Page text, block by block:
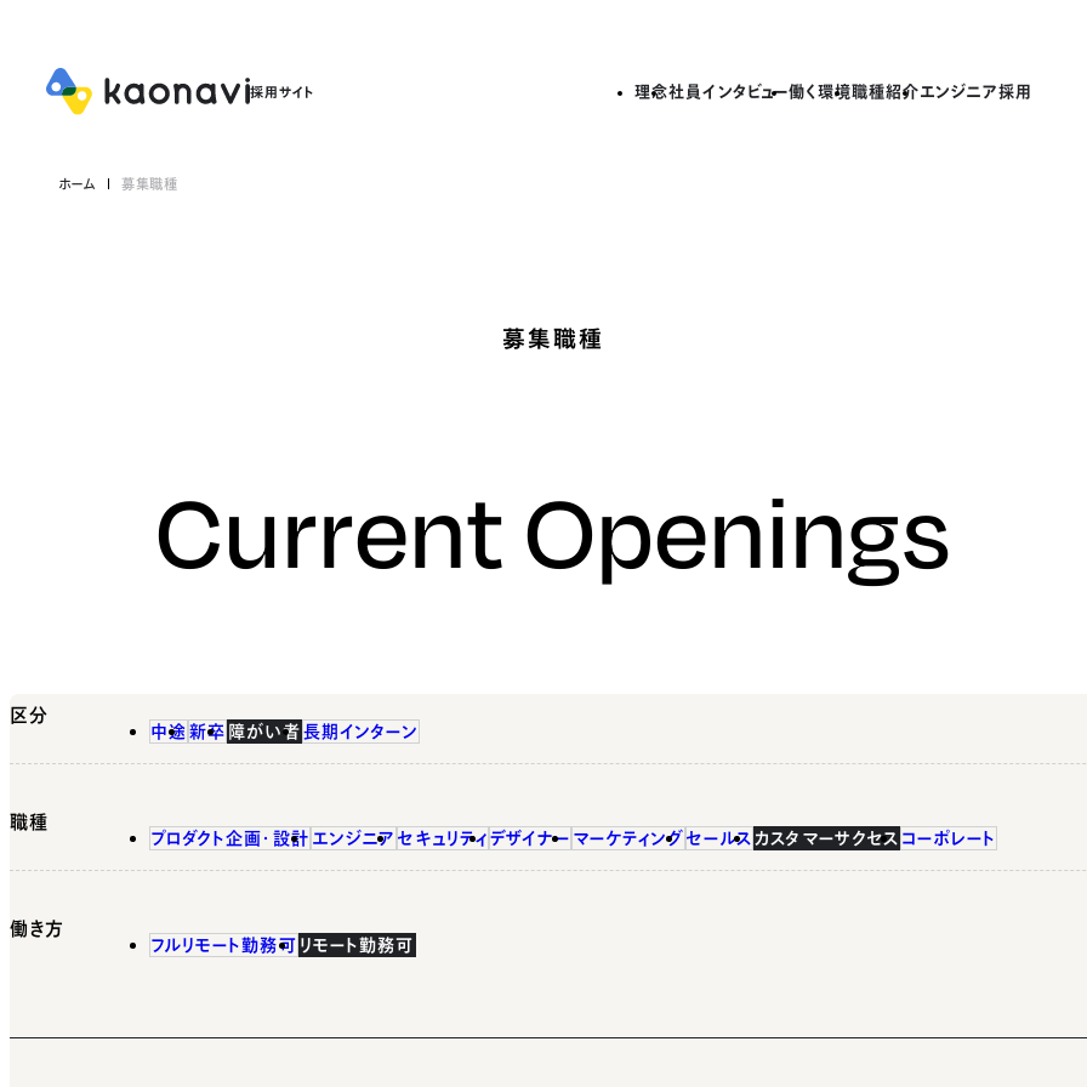
理念社員インタビュー働く環境職種紹介エンジニア採用
ホーム 募集職種
募集職種
Current Openings
区分
中途 新卒 障がい者 長期インターン
職種
プロダクト企画・設計 エンジニア セキュリティ デザイナー マーケティング セールス カスタマーサクセス コーポレート
働き方
フルリモート勤務可 リモート勤務可